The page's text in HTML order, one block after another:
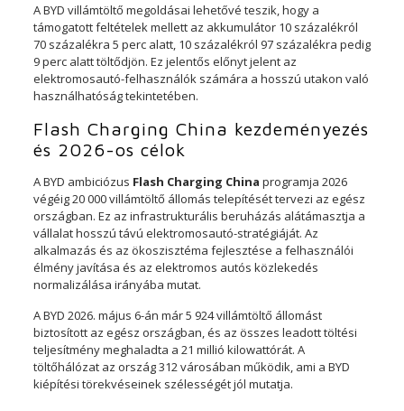
A BYD villámtöltő megoldásai lehetővé teszik, hogy a
támogatott feltételek mellett az akkumulátor 10 százalékról
70 százalékra 5 perc alatt, 10 százalékról 97 százalékra pedig
9 perc alatt töltődjön. Ez jelentős előnyt jelent az
elektromosautó-felhasználók számára a hosszú utakon való
használhatóság tekintetében.
Flash Charging China kezdeményezés
és 2026-os célok
A BYD ambiciózus Flash Charging China programja 2026
végéig 20 000 villámtöltő állomás telepítését tervezi az egész
országban. Ez az infrastrukturális beruházás alátámasztja a
vállalat hosszú távú elektromosautó-stratégiáját. Az
alkalmazás és az ökoszisztéma fejlesztése a felhasználói
élmény javítása és az elektromos autós közlekedés
normalizálása irányába mutat.
A BYD 2026. május 6-án már 5 924 villámtöltő állomást
biztosított az egész országban, és az összes leadott töltési
teljesítmény meghaladta a 21 millió kilowattórát. A
töltőhálózat az ország 312 városában működik, ami a BYD
kiépítési törekvéseinek szélességét jól mutatja.